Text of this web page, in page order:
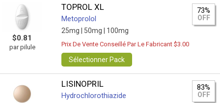
$0.81
par pilule
TOPROL XL
Metoprolol
25mg | 50mg | 100mg
73%
OFF
Prix De Vente Conseillé Par Le Fabricant $3.00
Sélectionner Pack
LISINOPRIL
Hydrochlorothiazide
83%
OFF